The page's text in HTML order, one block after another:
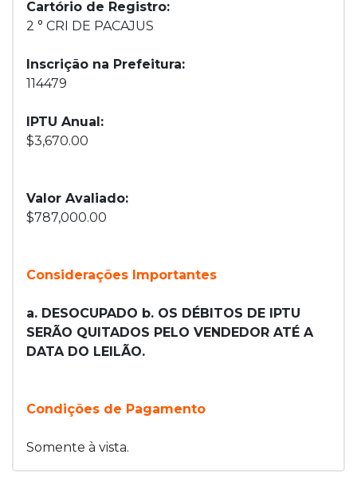
Cartório de Registro:
2 ° CRI DE PACAJUS
Inscrição na Prefeitura:
114479
IPTU Anual:
$3,670.00
Valor Avaliado:
$787,000.00
Considerações Importantes
a. DESOCUPADO b. OS DÉBITOS DE IPTU
SERÃO QUITADOS PELO VENDEDOR ATÉ A
DATA DO LEILÃO.
Condições de Pagamento
Somente à vista.